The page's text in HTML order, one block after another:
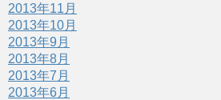
2013年11月
2013年10月
2013年9月
2013年8月
2013年7月
2013年6月